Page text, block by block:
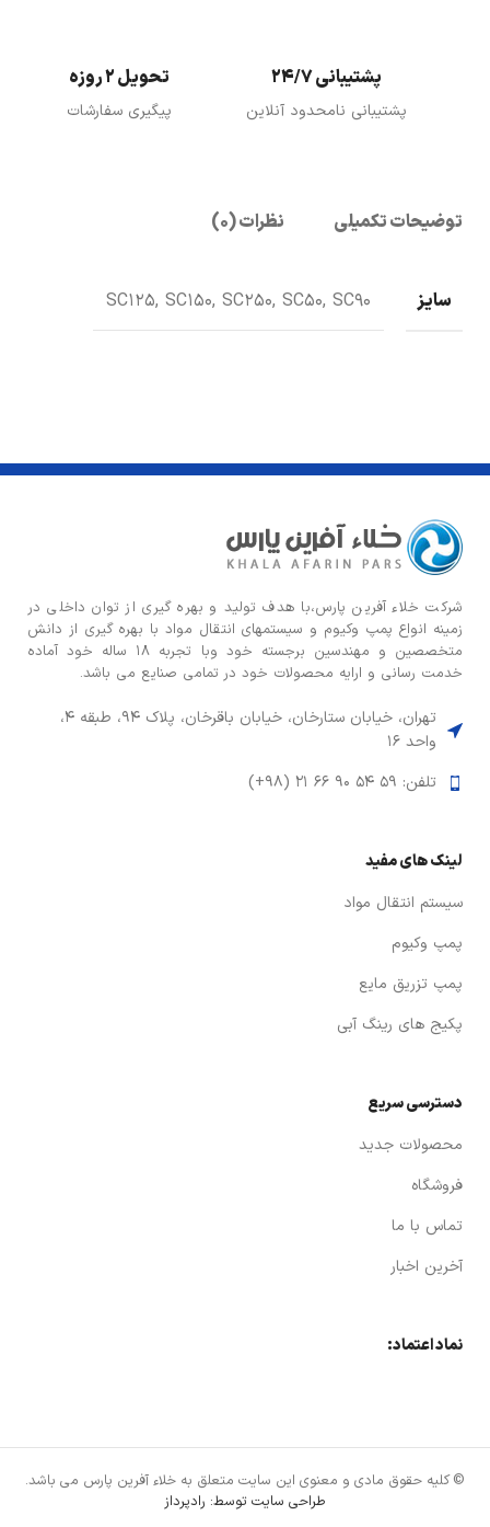
پشتیبانی 24/7
پشتیبانی نامحدود آنلاین
تحویل 2 روزه
پیگیری سفارشات
توضیحات تکمیلی نظرات (0)
سایز SC125, SC150, SC250, SC50, SC90
شركت خلاء آفرین پارس،با هدف توليد و بهره گيری از توان داخلی در
زمينه انواع پمپ وكيوم و سیستمهای انتقال مواد با بهره گيری از دانش
متخصصين و مهندسين برجسته خود وبا تجربه ۱۸ ساله خود آماده
خدمت رسانی و ارایه محصولات خود در تمامی صنایع می باشد.
تهران، خیابان ستارخان، خیابان باقرخان، پلاک ۹۴، طبقه ۴،
واحد ۱۶
تلفن: ۵۹ ۵۴ ۹۰ ۶۶ ۲۱ (۹۸+)
لینک های مفید
سیستم انتقال مواد
پمپ وکیوم
پمپ تزریق مایع
پکیج های رینگ آبی
دسترسی سریع
محصولات جدید
فروشگاه
تماس با ما
آخرین اخبار
نماد اعتماد:
© کلیه حقوق مادی و معنوی این سایت متعلق به خلاء آفرین پارس می باشد.
طراحی سایت توسط: رادپرداز